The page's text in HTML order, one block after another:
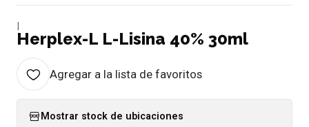
Herplex-L L-Lisina 40% 30ml
Agregar a la lista de favoritos
Mostrar stock de ubicaciones